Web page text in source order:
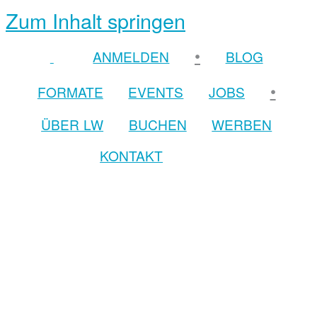
Zum Inhalt springen
ANMELDEN •
BLOG
FORMATE
EVENTS JOBS •
ÜBER LW BUCHEN
WERBEN
KONTAKT